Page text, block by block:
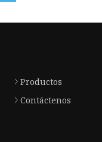
Productos
Contáctenos